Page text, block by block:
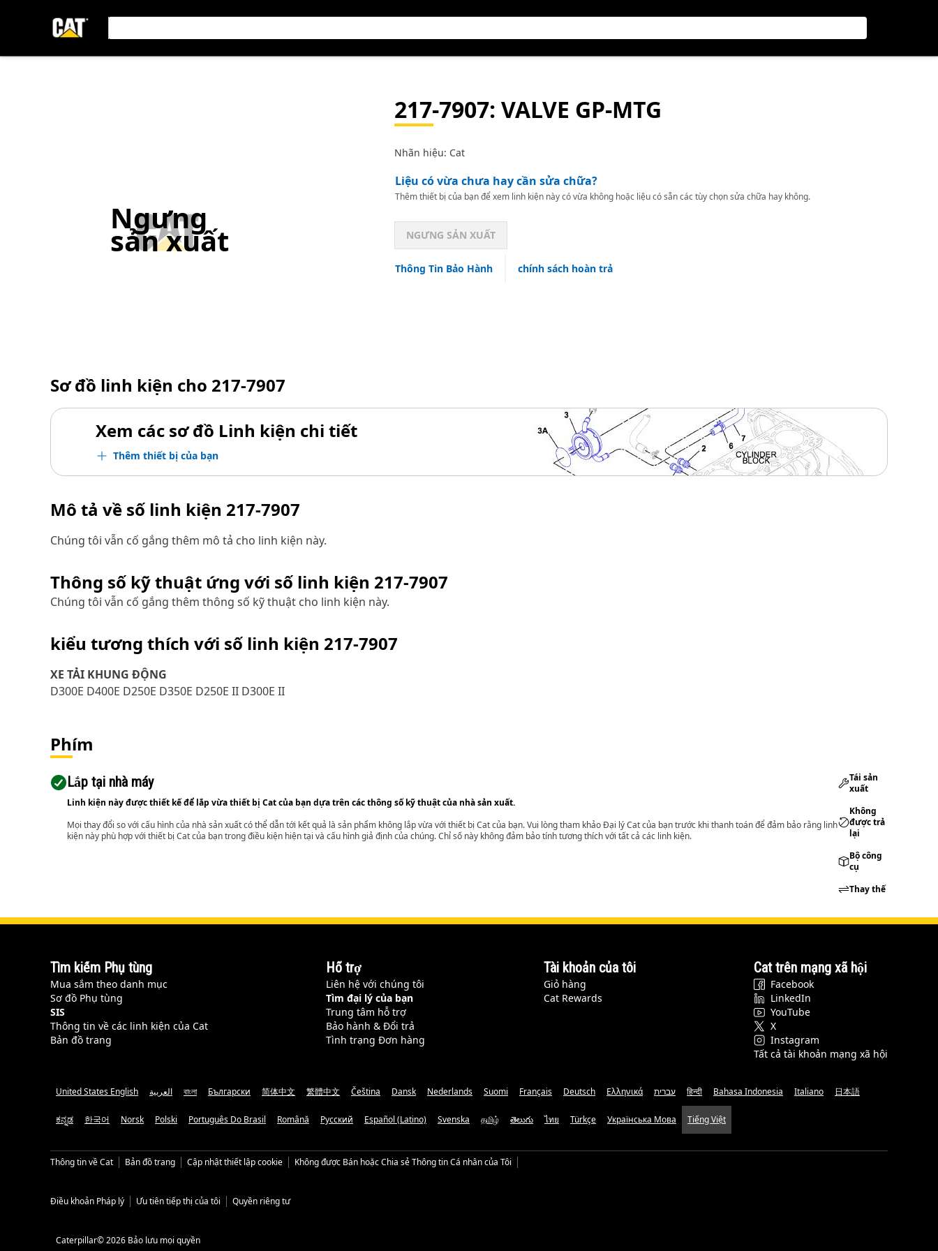
Ngưng
sản xuất
217-7907: VALVE GP-MTG
Nhãn hiệu: Cat
Liệu có vừa chưa hay cần sửa chữa?
Thêm thiết bị của bạn để xem linh kiện này có vừa không hoặc liệu có sẵn các tùy chọn sửa chữa hay không.
NGƯNG SẢN XUẤT
Thông Tin Bảo Hành chính sách hoàn trả
Sơ đồ linh kiện cho 217-7907
Xem các sơ đồ Linh kiện chi tiết
Thêm thiết bị của bạn
Mô tả về số linh kiện 217-7907
Chúng tôi vẫn cố gắng thêm mô tả cho linh kiện này.
Thông số kỹ thuật ứng với số linh kiện 217-7907
Chúng tôi vẫn cố gắng thêm thông số kỹ thuật cho linh kiện này.
kiểu tương thích với số linh kiện 217-7907
XE TẢI KHUNG ĐỘNG
D300E D400E D250E D350E D250E II D300E II
Phím
Lắp tại nhà máy
Linh kiện này được thiết kế để lắp vừa thiết bị Cat của bạn dựa trên các thông số kỹ thuật của nhà sản xuất.
Mọi thay đổi so với cấu hình của nhà sản xuất có thể dẫn tới kết quả là sản phẩm không lắp vừa với thiết bị Cat của bạn. Vui lòng tham khảo Đại lý Cat của bạn trước khi thanh toán để đảm bảo rằng linh
kiện này phù hợp với thiết bị Cat của bạn trong điều kiện hiện tại và cấu hình giả định của chúng. Chỉ số này không đảm bảo tính tương thích với tất cả các linh kiện.
Tái sản
xuất
Không
được trả
lại
Bộ công
cụ
Thay thế
Tìm kiếm Phụ tùng
Mua sắm theo danh mục
Sơ đồ Phụ tùng
SIS
Thông tin về các linh kiện của Cat
Bản đồ trang
Hỗ trợ
Liên hệ với chúng tôi
Tìm đại lý của bạn
Trung tâm hỗ trợ
Bảo hành & Đổi trả
Tình trạng Đơn hàng
Tài khoản của tôi
Giỏ hàng
Cat Rewards
Cat trên mạng xã hội
Facebook
LinkedIn
YouTube
X
Instagram
Tất cả tài khoản mạng xã hội
United States English العربية বাংলা Български 简体中文 繁體中文 Čeština Dansk Nederlands Suomi Français Deutsch Ελληνικά עברית हिन्दी Bahasa Indonesia Italiano 日本語
ಕನ್ನಡ 한국어 Norsk Polski Português Do Brasil Română Русский Español (Latino) Svenska தமிழ் తెలుగు ไทย Türkçe Українська Мова Tiếng Việt
Thông tin về Cat Bản đồ trang Cập nhật thiết lập cookie Không được Bán hoặc Chia sẻ Thông tin Cá nhân của Tôi
Điều khoản Pháp lý Ưu tiên tiếp thị của tôi Quyền riêng tư
Caterpillar© 2026 Bảo lưu mọi quyền